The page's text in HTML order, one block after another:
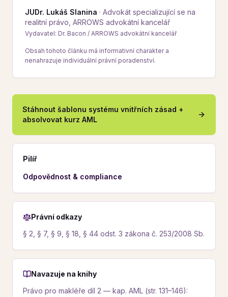
JUDr. Lukáš Slanina · Advokát specializující se na
realitní právo, ARROWS advokátní kancelář
Vydavatel: Dr. Bacon / ARROWS advokátní kancelář
Obsah tohoto článku má informativní charakter a
nenahrazuje individuální právní poradenství.
Stáhnout šablonu systému vnitřních zásad +
absolvovat kurz AML
Pilíř
Odpovědnost & compliance
Právní odkazy
§ 2, § 7, § 9, § 18, § 44 odst. 3 zákona č. 253/2008 Sb.
Navazuje na knihy
Právo pro makléře díl 2 — kap. AML (str. 131–146):